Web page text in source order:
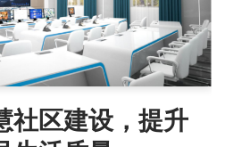
社区建设，提升